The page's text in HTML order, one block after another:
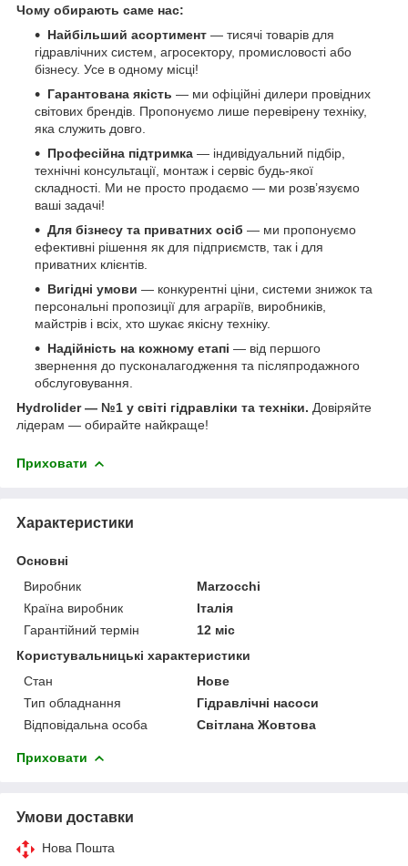
Чому обирають саме нас:
Найбільший асортимент — тисячі товарів для
гідравлічних систем, агросектору, промисловості або
бізнесу. Усе в одному місці!
Гарантована якість — ми офіційні дилери провідних
світових брендів. Пропонуємо лише перевірену техніку,
яка служить довго.
Професійна підтримка — індивідуальний підбір,
технічні консультації, монтаж і сервіс будь-якої
складності. Ми не просто продаємо — ми розв’язуємо
ваші задачі!
Для бізнесу та приватних осіб — ми пропонуємо
ефективні рішення як для підприємств, так і для
приватних клієнтів.
Вигідні умови — конкурентні ціни, системи знижок та
персональні пропозиції для аграріїв, виробників,
майстрів і всіх, хто шукає якісну техніку.
Надійність на кожному етапі — від першого
звернення до пусконалагодження та післяпродажного
обслуговування.
Hydrolider — №1 у світі гідравліки та техніки. Довіряйте
лідерам — обирайте найкраще!
Приховати
Характеристики
Основні
Виробник
Marzocchi
Країна виробник
Італія
Гарантійний термін
12 міс
Користувальницькі характеристики
Стан
Нове
Тип обладнання
Гідравлічні насоси
Відповідальна особа
Світлана Жовтова
Приховати
Умови доставки
Нова Пошта